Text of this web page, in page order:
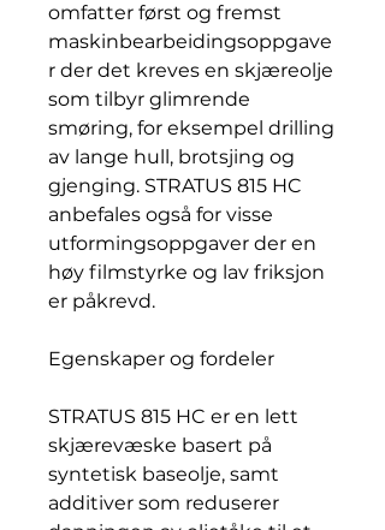
omfatter først og fremst
maskinbearbeidingsoppgave
r der det kreves en skjæreolje
som tilbyr glimrende
smøring, for eksempel drilling
av lange hull, brotsjing og
gjenging. STRATUS 815 HC
anbefales også for visse
utformingsoppgaver der en
høy filmstyrke og lav friksjon
er påkrevd.
Egenskaper og fordeler
STRATUS 815 HC er en lett
skjærevæske basert på
syntetisk baseolje, samt
additiver som reduserer